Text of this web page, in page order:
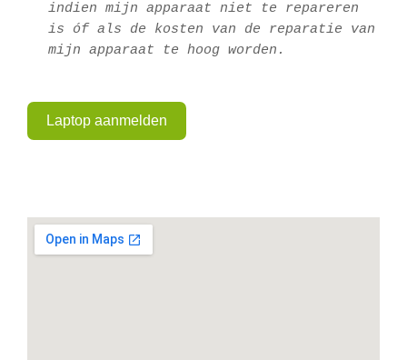
indien mijn apparaat niet te repareren
is óf als de kosten van de reparatie van
mijn apparaat te hoog worden.
Laptop aanmelden